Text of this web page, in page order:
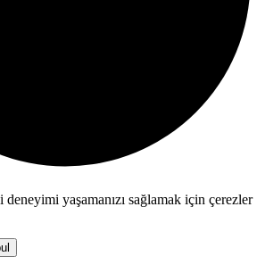
yaşamanızı sağlamak için çerezler